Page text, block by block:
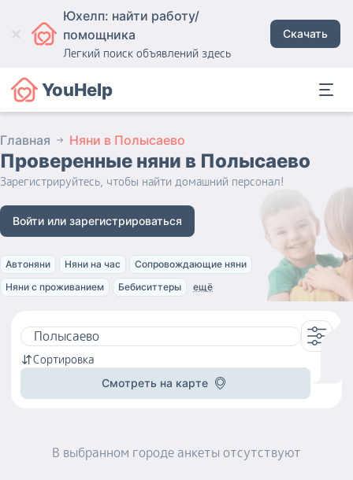
Юхелп: найти работу/
помощника
Легкий поиск объявлений здесь
Скачать
YouHelp
Главная Няни в Полысаево
Проверенные няни в Полысаево
Зарегистрируйтесь, чтобы найти домашний персонал!
Войти или зарегистрироваться
Автоняни Няни на час
Сопровождающие няни
Няни с проживанием
Бебиситтеры ещё
Сортировка
Смотреть на карте
В выбранном городе анкеты отсутствуют